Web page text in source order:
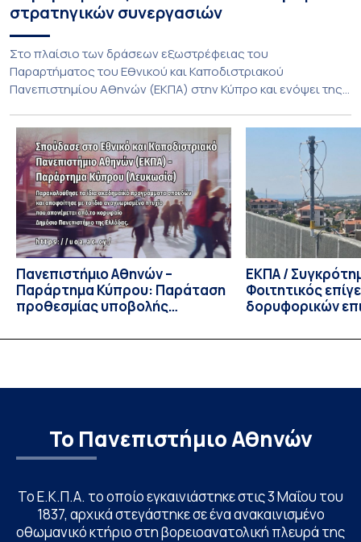
στρατηγικών συνεργασιών
Στο πλαίσιο των δράσεων εξωστρέφειας του
Παραρτήματος του Εθνικού και Καποδιστριακού
Πανεπιστημίου Αθηνών (ΕΚΠΑ) στην Κύπρο και ενόψει της
Τμήματος Οικονομικών Επιστημών και του Τμήματος
Διοίκησης Επιχειρήσεων και Οργανισμών τον Σεπτέμβριο
του 2026, ο Κοσμήτορας της Σχολής Οικονομικών και
Πολιτικών Επιστημών, Καθηγητής Νικόλαος Ηρειώτης, και ο
Πρόεδρος του Τμήματος […]
Πανεπιστήμιο Αθηνών –
Παράρτημα Κύπρου: Παράταση
προθεσμίας υποβολής
υποψηφίων
ΕΚΠΑ /
Φοιτητικός
δορυφορικών
Το Πανεπιστήμιο Αθηνών
Το Ε.Κ.Π.Α. το οποίο εγκαινιάστηκε στις 3 Μαΐου του
1837, αρχικά στεγάστηκε σε ένα ανακαινισμένο
οθωμανικό κτήριο στη βορειοανατολική πλευρά της